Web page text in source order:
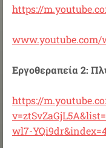
https://
www.youtube.com/
Εργοθεραπεία 2:
https://
wl7-